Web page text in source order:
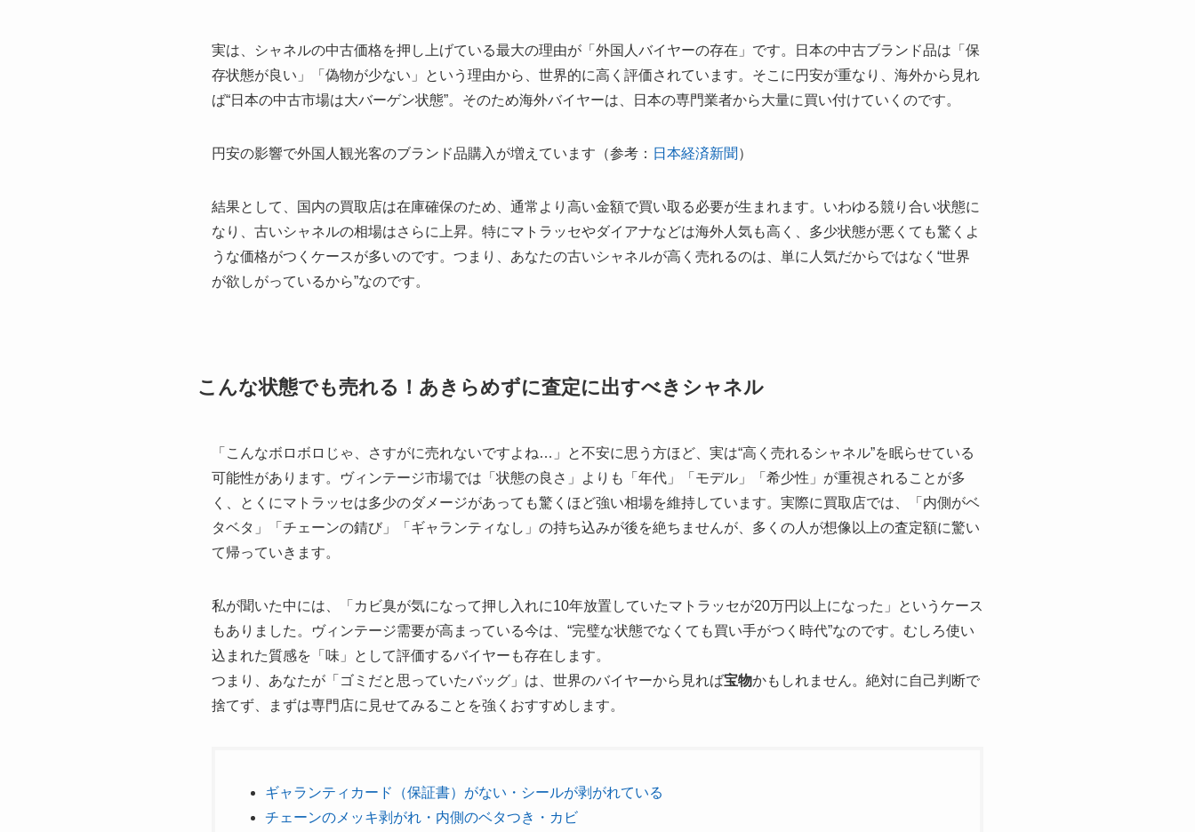
実は、シャネルの中古価格を押し上げている最大の理由が「外国人バイヤーの存在」です。日本の中古ブランド品は「保
存状態が良い」「偽物が少ない」という理由から、世界的に高く評価されています。そこに円安が重なり、海外から見れ
ば“日本の中古市場は大バーゲン状態”。そのため海外バイヤーは、日本の専門業者から大量に買い付けていくのです。
円安の影響で外国人観光客のブランド品購入が増えています（参考： 日本経済新聞 ）
結果として、国内の買取店は在庫確保のため、通常より高い金額で買い取る必要が生まれます。いわゆる競り合い状態に
なり、古いシャネルの相場はさらに上昇。特にマトラッセやダイアナなどは海外人気も高く、多少状態が悪くても驚くよ
うな価格がつくケースが多いのです。つまり、あなたの古いシャネルが高く売れるのは、単に人気だからではなく“世界
が欲しがっているから”なのです。
こんな状態でも売れる！あきらめずに査定に出すべきシャネル
「こんなボロボロじゃ、さすがに売れないですよね…」と不安に思う方ほど、実は“高く売れるシャネル”を眠らせている
可能性があります。ヴィンテージ市場では「状態の良さ」よりも「年代」「モデル」「希少性」が重視されることが多
く、とくにマトラッセは多少のダメージがあっても驚くほど強い相場を維持しています。実際に買取店では、「内側がベ
タベタ」「チェーンの錆び」「ギャランティなし」の持ち込みが後を絶ちませんが、多くの人が想像以上の査定額に驚い
て帰っていきます。
私が聞いた中には、「カビ臭が気になって押し入れに10年放置していたマトラッセが20万円以上になった」というケース
もありました。ヴィンテージ需要が高まっている今は、“完璧な状態でなくても買い手がつく時代”なのです。むしろ使い
込まれた質感を「味」として評価するバイヤーも存在します。
つまり、あなたが「ゴミだと思っていたバッグ」は、世界のバイヤーから見れば宝物かもしれません。絶対に自己判断で
捨てず、まずは専門店に見せてみることを強くおすすめします。
ギャランティカード（保証書）がない・シールが剥がれている
チェーンのメッキ剥がれ・内側のベタつき・カビ